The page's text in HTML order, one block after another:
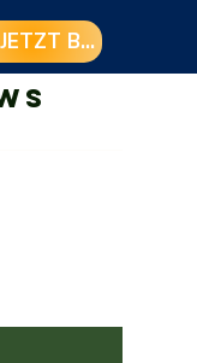
JETZT BUCHEN